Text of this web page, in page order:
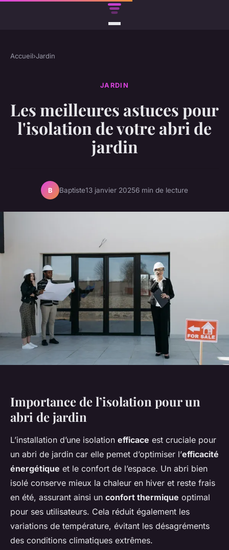
Accueil›Jardin
JARDIN
Les meilleures astuces pour
l'isolation de votre abri de
jardin
B Baptiste13 janvier 20256 min de lecture
Importance de l’isolation pour un
abri de jardin
L’installation d’une isolation efficace est cruciale pour
un abri de jardin car elle pemet d’optimiser l’efficacité
énergétique et le confort de l’espace. Un abri bien
isolé conserve mieux la chaleur en hiver et reste frais
en été, assurant ainsi un confort thermique optimal
pour ses utilisateurs. Cela réduit également les
variations de température, évitant les désagréments
des conditions climatiques extrêmes.